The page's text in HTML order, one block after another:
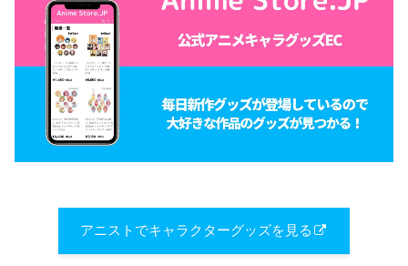
アニストでキャラクターグッズを見る